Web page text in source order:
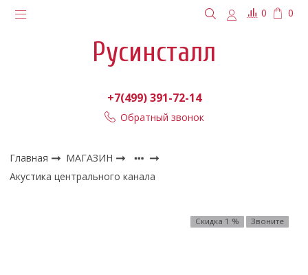
0 0
Русинсталл
+7(499) 391-72-14
Обратный звонок
Главная
МАГАЗИН
Акустика центрального канала
Скидка 1 % Звоните